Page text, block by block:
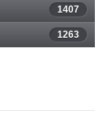
1407
1263